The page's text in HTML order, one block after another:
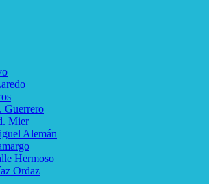
Guerrero
Mier
Alemán
Hermoso
Ordaz